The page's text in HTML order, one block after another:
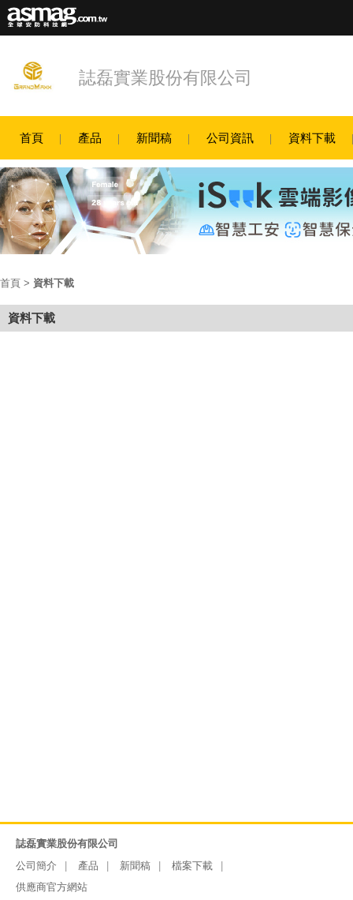
誌磊實業股份有限公司
首頁 產品 新聞稿 公司資訊 資料下載
首頁 > 資料下載
資料下載
誌磊實業股份有限公司
公司簡介
產品 新聞稿
檔案下載
供應商官方網站